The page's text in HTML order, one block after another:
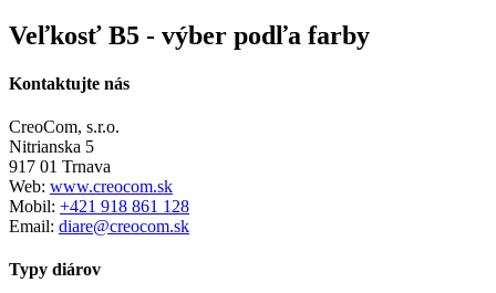
Veľkosť B5 - výber podľa farby
Kontaktujte nás
CreoCom, s.r.o.
Nitrianska 5
917 01 Trnava
Web: www.creocom.sk
Mobil: +421 918 861 128
Email: diare@creocom.sk
Typy diárov